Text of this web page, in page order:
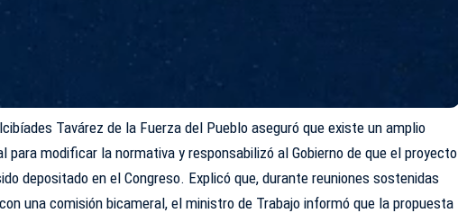
Tavárez de la Fuerza del Pueblo aseguró que existe un amplio
para modificar la normativa y responsabilizó al Gobierno de que el proyecto
depositado en el Congreso. Explicó que, durante reuniones sostenidas
una comisión bicameral, el ministro de Trabajo informó que la propuesta